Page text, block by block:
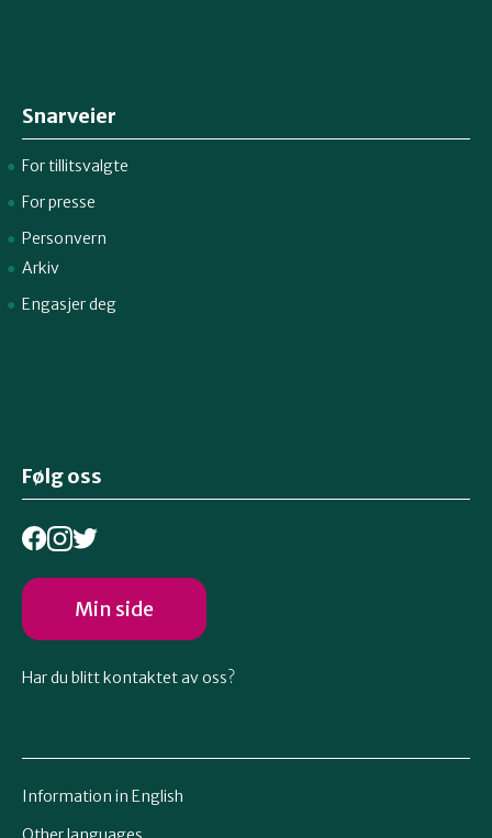
Snarveier
For tillitsvalgte
For presse
Personvern
Arkiv
Engasjer deg
Følg oss
Min side
Har du blitt kontaktet av oss?
Information in English